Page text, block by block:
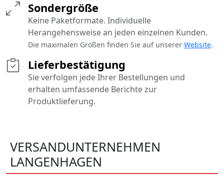
Sondergröße
Keine Paketformate. Individuelle
Herangehensweise an jeden einzelnen Kunden.
Die maximalen Größen finden Sie auf unserer Website.
Lieferbestätigung
Sie verfolgen jede Ihrer Bestellungen und
erhalten umfassende Berichte zur
Produktlieferung.
VERSANDUNTERNEHMEN
LANGENHAGEN